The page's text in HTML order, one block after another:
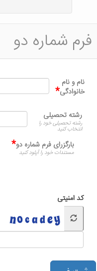
فرم شماره دو
نام و نام
خانوادگی*
رشته تحصیلی
رشته تحصیلی خود را
انتخاب کنید
بارگزرای فرم شماره دو*
مستندات خود را آپلود کنید
کد امنیتی